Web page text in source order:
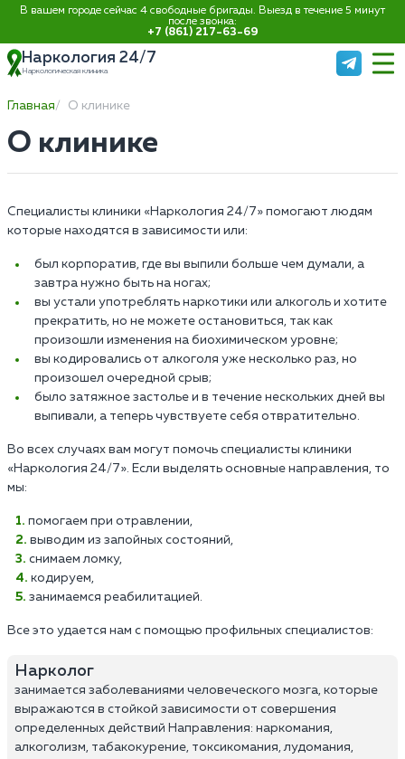
В вашем городе сейчас 4 свободные бригады. Выезд в течение 5 минут
после звонка:
+7 (861) 217-63-69
Наркология 24/7
Наркологическая клиника
Главная О клинике
О клинике
Специалисты клиники «Наркология 24/7» помогают людям
которые находятся в зависимости или:
был корпоратив, где вы выпили больше чем думали, а
завтра нужно быть на ногах;
вы устали употреблять наркотики или алкоголь и хотите
прекратить, но не можете остановиться, так как
произошли изменения на биохимическом уровне;
вы кодировались от алкоголя уже несколько раз, но
произошел очередной срыв;
было затяжное застолье и в течение нескольких дней вы
выпивали, а теперь чувствуете себя отвратительно.
Во всех случаях вам могут помочь специалисты клиники
«Наркология 24/7». Если выделять основные направления, то
мы:
помогаем при отравлении,
выводим из запойных состояний,
снимаем ломку,
кодируем,
занимаемся реабилитацией.
Все это удается нам с помощью профильных специалистов:
Нарколог
занимается заболеваниями человеческого мозга, которые
выражаются в стойкой зависимости от совершения
определенных действий Направления: наркомания,
алкоголизм, табакокурение, токсикомания, лудомания,